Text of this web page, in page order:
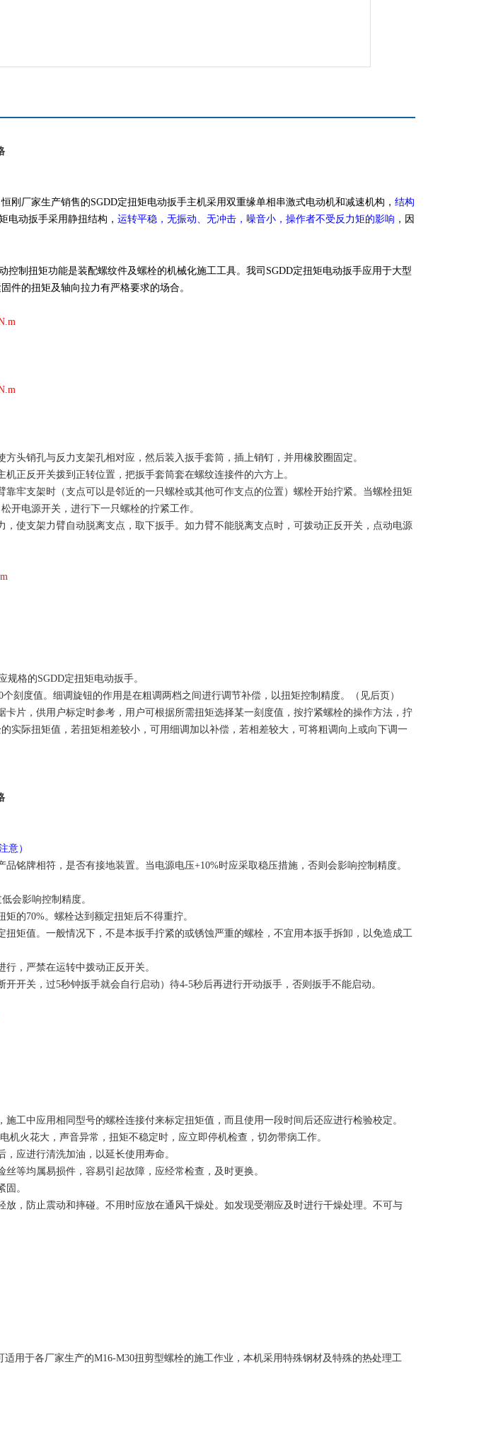
刚厂家生产销售的SGDD定扭矩电动扳手主机采用双重缘单相串激式电动机和减速机构， 结构
电动扳手采用静扭结构， 运转平稳，无振动、无冲击，噪音小，操作者不受反力矩的影响 ，因
控制扭矩功能是装配螺纹件及螺栓的机械化施工工具。我司SGDD定扭矩电动扳手应用于大型
件的扭矩及轴向拉力有严格要求的场合。
头销孔与反力支架孔相对应，然后装入扳手套筒，插上销钉，并用橡胶圈固定。
正反开关拨到正转位置，把扳手套筒套在螺纹连接件的六方上。
靠牢支架时（支点可以是邻近的一只螺栓或其他可作支点的位置）螺栓开始拧紧。当螺栓扭矩
开电源开关，进行下一只螺栓的拧紧工作。
，使支架力臂自动脱离支点，取下扳手。如力臂不能脱离支点时，可拨动正反开关，点动电源
规格的SGDD定扭矩电动扳手。
刻度值。细调旋钮的作用是在粗调两档之间进行调节补偿，以扭矩控制精度。（见后页）
卡片，供用户标定时参考，用户可根据所需扭矩选择某一刻度值，按拧紧螺栓的操作方法，拧
实际扭矩值，若扭矩相差较小，可用细调加以补偿，若相差较大，可将粗调向上或向下调一
意）
铭牌相符，是否有接地装置。当电源电压+10%时应采取稳压措施，否则会影响控制精度。
会影响控制精度。
的70%。螺栓达到额定扭矩后不得重拧。
扭矩值。一般情况下，不是本扳手拧紧的或锈蚀严重的螺栓，不宜用本扳手拆卸，以免造成工
，严禁在运转中拨动正反开关。
开关，过5秒钟扳手就会自行启动）待4-5秒后再进行开动扳手，否则扳手不能启动。
工中应用相同型号的螺栓连接付来标定扭矩值，而且使用一段时间后还应进行检验校定。
机火花大，声音异常，扭矩不稳定时，应立即停机检查，切勿带病工作。
应进行清洗加油，以延长使用寿命。
等均属易损件，容易引起故障，应经常检查，及时更换。
。
放，防止震动和摔碰。不用时应放在通风干燥处。如发现受潮应及时进行干燥处理。不可与
适用于各厂家生产的M16-M30扭剪型螺栓的施工作业，本机采用特殊钢材及特殊的热处理工